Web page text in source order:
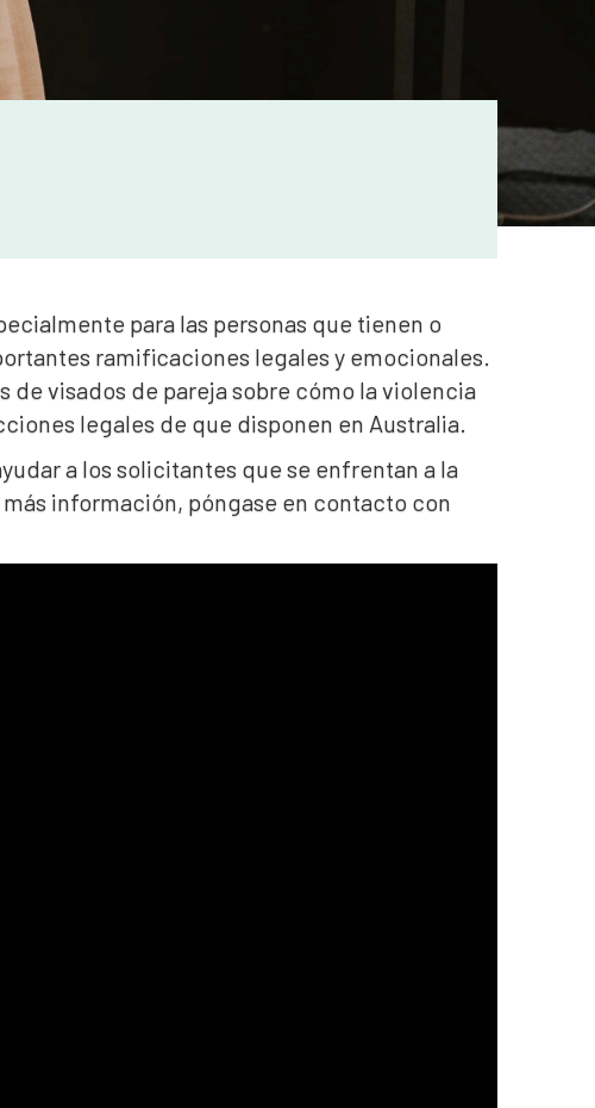
para las personas que tienen o
ramificaciones legales y emocionales.
visados de pareja sobre cómo la violencia
legales de que disponen en Australia.
a los solicitantes que se enfrentan a la
información, póngase en contacto con